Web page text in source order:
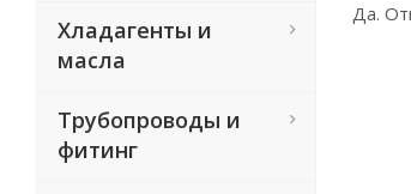
Да.
Хладагенты и
масла
Трубопроводы и
фитинг